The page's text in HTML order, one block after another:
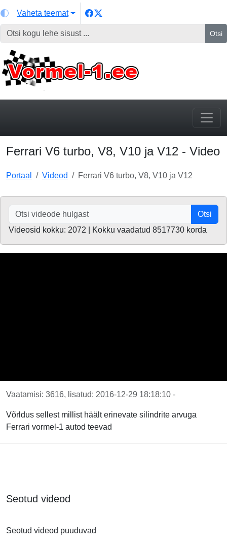
Vaheta teemat
Otsi
Ferrari V6 turbo, V8, V10 ja V12 - Video
Portaal Videod Ferrari V6 turbo, V8, V10 ja V12
Otsi
Videosid kokku: 2072 | Kokku vaadatud 8517730 korda
Vaatamisi: 3616, lisatud: 2016-12-29 18:18:10 -
Võrldus sellest millist häält erinevate silindrite arvuga
Ferrari vormel-1 autod teevad
Seotud videod
Seotud videod puuduvad